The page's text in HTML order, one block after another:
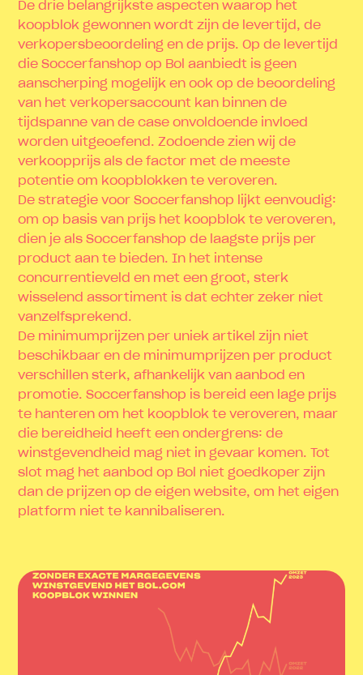
De drie belangrijkste aspecten waarop het
koopblok gewonnen wordt zijn de levertijd, de
verkopersbeoordeling en de prijs. Op de levertijd
die Soccerfanshop op Bol aanbiedt is geen
aanscherping mogelijk en ook op de beoordeling
van het verkopersaccount kan binnen de
tijdspanne van de case onvoldoende invloed
worden uitgeoefend. Zodoende zien wij de
verkoopprijs als de factor met de meeste
potentie om koopblokken te veroveren.
De strategie voor Soccerfanshop lijkt eenvoudig:
om op basis van prijs het koopblok te veroveren,
dien je als Soccerfanshop de laagste prijs per
product aan te bieden. In het intense
concurrentieveld en met een groot, sterk
wisselend assortiment is dat echter zeker niet
vanzelfsprekend.
De minimumprijzen per uniek artikel zijn niet
beschikbaar en de minimumprijzen per product
verschillen sterk, afhankelijk van aanbod en
promotie. Soccerfanshop is bereid een lage prijs
te hanteren om het koopblok te veroveren, maar
die bereidheid heeft een ondergrens: de
winstgevendheid mag niet in gevaar komen. Tot
slot mag het aanbod op Bol niet goedkoper zijn
dan de prijzen op de eigen website, om het eigen
platform niet te kannibaliseren.